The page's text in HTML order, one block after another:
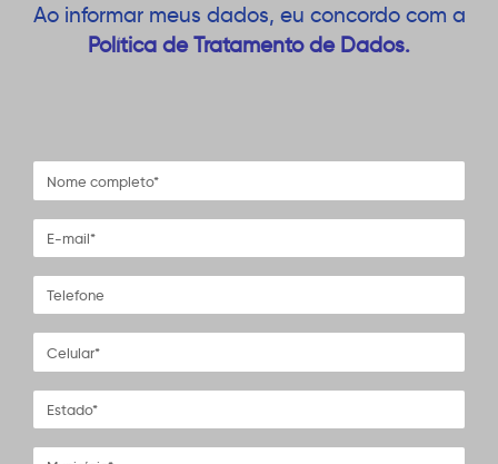
Ao informar meus dados, eu concordo com a
Política de Tratamento de Dados.